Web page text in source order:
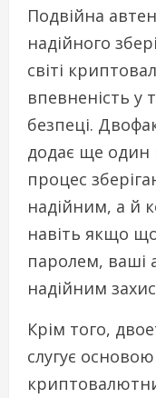
Подвійна
надійного
світі
впевненість у
безпеці.
додає ще один
процес
надійним, а й
навіть якщо
паролем, ваші
надійним
Крім того,
слугує